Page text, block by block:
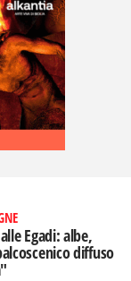
Egadi: albe,
diffuso